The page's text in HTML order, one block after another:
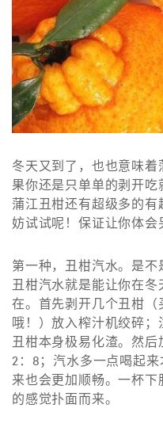
冬天又到了，也也意味着
果你还是只单单的剥开吃
蒲江丑柑还有超级多的
妨试试呢！保证让你体会
第一种，丑柑汽水。是不
丑柑汽水就是能让你在
在。首先剥开几个丑柑
哦！）放入榨汁机绞碎
丑柑本身极易化渣。然
2：8；汽水多一点喝起
来也会更加顺畅。一杯
的感觉扑面而来。